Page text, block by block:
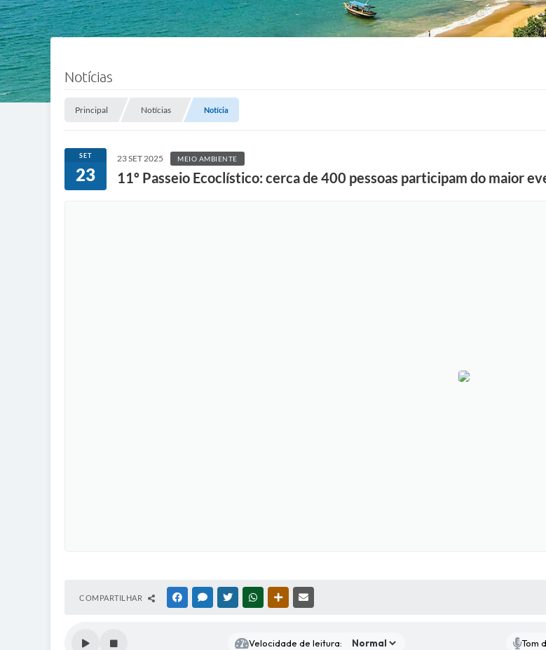
Notícias
Principal Notícias Notícia
SET
23
23 SET 2025 MEIO AMBIENTE
11º Passeio Ecoclístico: cerca de 400 pessoas participam do maior
COMPARTILHAR FACEBOOKMESSENGER
TWITTERWHATSAPPOUTRAS MÍDIAS
Velocidade de leitura: Tom